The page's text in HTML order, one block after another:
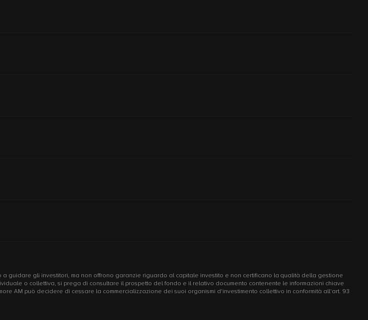
guidare gli investitori, ma non offrono garanzie riguardo al capitale investito e non certificano la qualità della gestione
o collettiva, si prega di consultare il prospetto del fondo e il relativo documento contenente le informazioni chiave
AM può decidere di cessare la commercializzazione dei suoi organismi d'investimento collettivo in conformità all'art. 93